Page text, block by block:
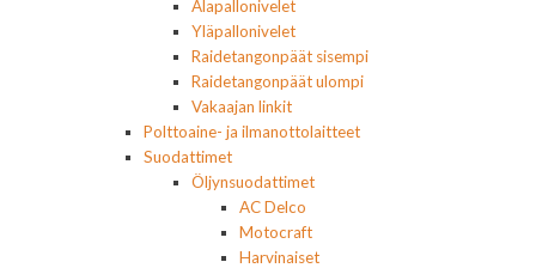
Alapallonivelet
Yläpallonivelet
Raidetangonpäät sisempi
Raidetangonpäät ulompi
Vakaajan linkit
Polttoaine- ja ilmanottolaitteet
Suodattimet
Öljynsuodattimet
AC Delco
Motocraft
Harvinaiset